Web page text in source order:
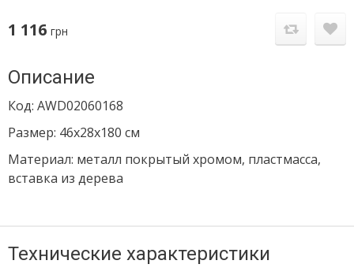
1 116 грн
Описание
Код: AWD02060168
Размер: 46х28х180 cм
Материал: металл покрытый хромом, пластмасса,
вставка из дерева
Технические характеристики